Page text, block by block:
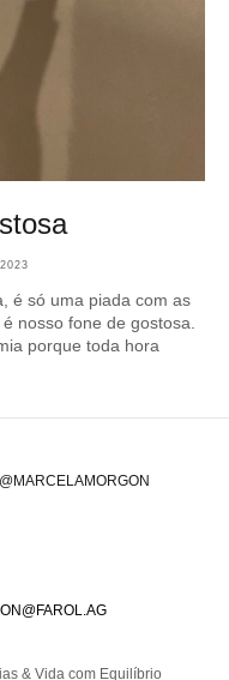
é só uma piada com as
nosso fone de gostosa.
porque toda hora
@MARCELAMORGON
& Vida com Equilíbrio